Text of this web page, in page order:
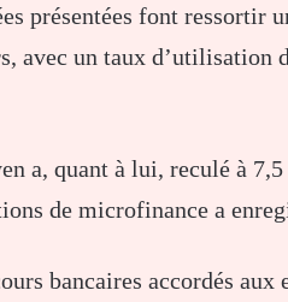
présentées font
avec un taux d’utilisation
a, quant à lui, reculé à
de microfinance a
bancaires accordés